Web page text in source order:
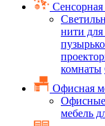
Сенсорная
нити
комнаты
Офисная
мебель